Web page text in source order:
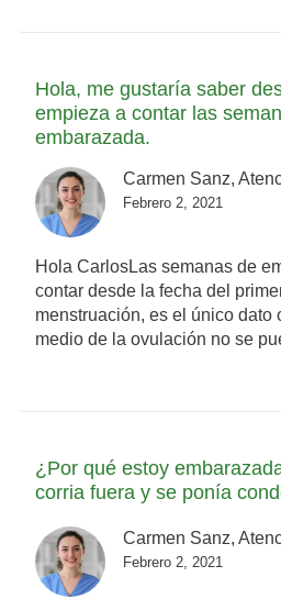
Hola, me gustaría saber
empieza a contar las
embarazada.
Carmen Sanz,
Febrero 2, 2021
Hola CarlosLas semanas de
contar desde la fecha del
menstruación, es el único dato
medio de la ovulación no se
¿Por qué estoy
corria fuera y se ponía
Carmen Sanz,
Febrero 2, 2021